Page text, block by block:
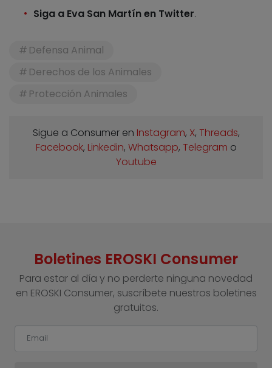
Siga a Eva San Martín en Twitter.
Defensa Animal
Derechos de los Animales
Protección Animales
Sigue a Consumer en Instagram, X, Threads,
Facebook, Linkedin, Whatsapp, Telegram o
Youtube
Boletines EROSKI Consumer
Para estar al día y no perderte ninguna novedad
en EROSKI Consumer, suscríbete nuestros boletines
gratuitos.